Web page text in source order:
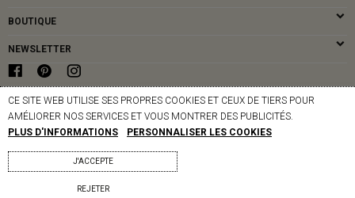
BOUTIQUE
NEWSLETTER
© MAPOÉSIE PARIS - 2026
CE SITE WEB UTILISE SES PROPRES COOKIES ET CEUX DE TIERS POUR
AMÉLIORER NOS SERVICES ET VOUS MONTRER DES PUBLICITÉS.
PLUS D'INFORMATIONS
PERSONNALISER LES COOKIES
REJETER
J'ACCEPTE